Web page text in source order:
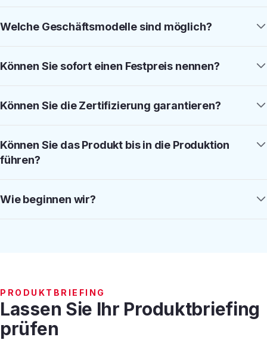
Welche Geschäftsmodelle sind möglich?
Können Sie sofort einen Festpreis nennen?
Können Sie die Zertifizierung garantieren?
Können Sie das Produkt bis in die Produktion
führen?
Wie beginnen wir?
PRODUKTBRIEFING
Lassen Sie Ihr Produktbriefing
prüfen